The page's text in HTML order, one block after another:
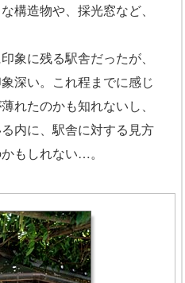
構造物や、採光窓など、
象に残る駅舎だったが、
深い。これ程までに感じ
れたのかも知れないし、
内に、駅舎に対する見方
もしれない…。